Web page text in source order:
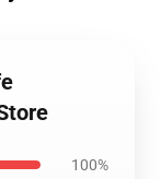
100%